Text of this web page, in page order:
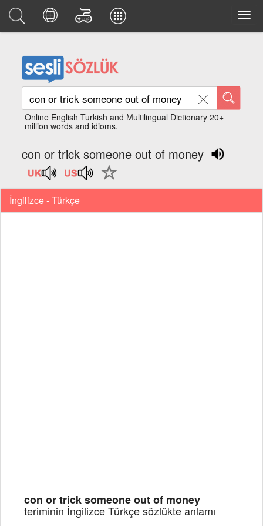
Online English Turkish and Multilingual Dictionary 20+
million words and idioms.
con or trick someone out of money
İngilizce - Türkçe
con or trick someone out of money
teriminin İngilizce Türkçe sözlükte anlamı